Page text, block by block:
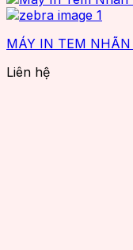
MÁY IN TEM NHÃN
Liên hệ